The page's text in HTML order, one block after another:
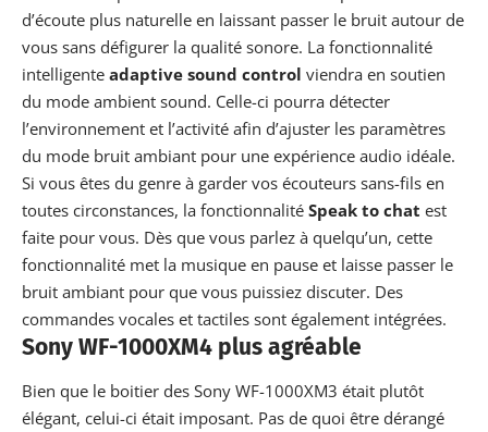
d’écoute plus naturelle en laissant passer le bruit autour de
vous sans défigurer la qualité sonore. La fonctionnalité
intelligente adaptive sound control viendra en soutien
du mode ambient sound. Celle-ci pourra détecter
l’environnement et l’activité afin d’ajuster les paramètres
du mode bruit ambiant pour une expérience audio idéale.
Si vous êtes du genre à garder vos écouteurs sans-fils en
toutes circonstances, la fonctionnalité Speak to chat est
faite pour vous. Dès que vous parlez à quelqu’un, cette
fonctionnalité met la musique en pause et laisse passer le
bruit ambiant pour que vous puissiez discuter. Des
commandes vocales et tactiles sont également intégrées.
Sony WF-1000XM4 plus agréable
Bien que le boitier des Sony WF-1000XM3 était plutôt
élégant, celui-ci était imposant. Pas de quoi être dérangé